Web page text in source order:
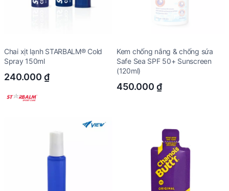
Chai xịt lạnh STARBALM® Cold
Spray 150ml
240.000 ₫
Kem chống nắng & chống sứa
Safe Sea SPF 50+ Sunscreen
(120ml)
450.000 ₫